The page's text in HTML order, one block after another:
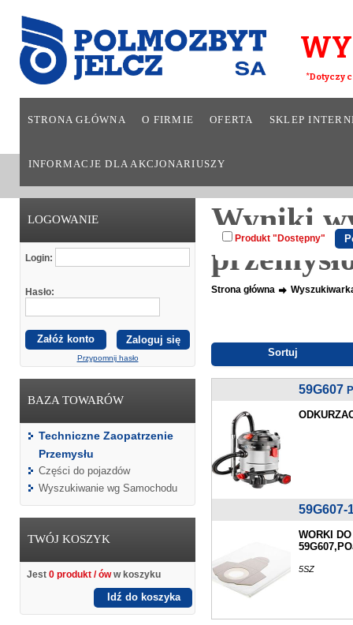
*Dotyczy
STRONA GŁÓWNA O FIRMIE OFERTA SKLEP
INFORMACJE DLA AKCJONARIUSZY
LOGOWANIE
Login:
Hasło:
Załóż konto
Przypomnij hasło
BAZA TOWARÓW
Techniczne Zaopatrzenie
Przemysłu
Części do pojazdów
Wyszukiwanie wg Samochodu
TWÓJ KOSZYK
Jest 0 produkt / óww koszyku
Idź do koszyka
Wyniki
Strona główna
Sortuj
59G607
59G607-
WORKI
5SZ
Produkt "Dostępny"